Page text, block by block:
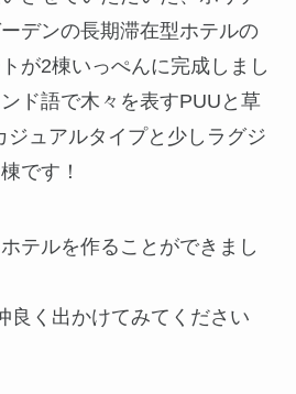
デンの長期滞在型ホテルの
が2棟いっぺんに完成しまし
ド語で木々を表すPUUと草
ジュアルタイプと少しラグジ
です！
テルを作ることができまし
良く出かけてみてください